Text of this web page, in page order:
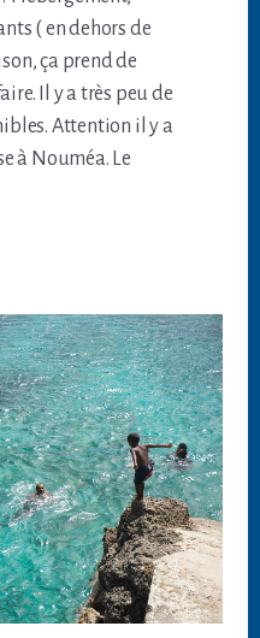
( en dehors de
ça prend de
Il y a très peu de
Attention il y a
à Nouméa. Le